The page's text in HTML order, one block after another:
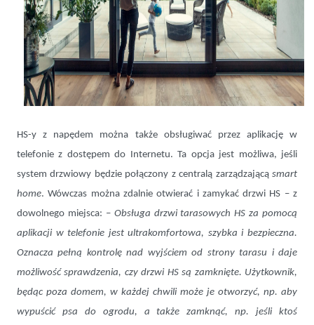
HS-y z napędem można także obsługiwać przez aplikację w
telefonie z dostępem do Internetu. Ta opcja jest możliwa, jeśli
system drzwiowy będzie połączony z centralą zarządzającą smart
home. Wówczas można zdalnie otwierać i zamykać drzwi HS – z
dowolnego miejsca: – Obsługa drzwi tarasowych HS za pomocą
aplikacji w telefonie jest ultrakomfortowa, szybka i bezpieczna.
Oznacza pełną kontrolę nad wyjściem od strony tarasu i daje
możliwość sprawdzenia, czy drzwi HS są zamknięte. Użytkownik,
będąc poza domem, w każdej chwili może je otworzyć, np. aby
wypuścić psa do ogrodu, a także zamknąć, np. jeśli ktoś